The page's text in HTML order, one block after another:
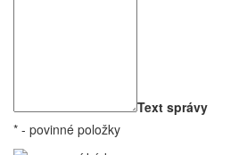
Text správy
* - povinné položky